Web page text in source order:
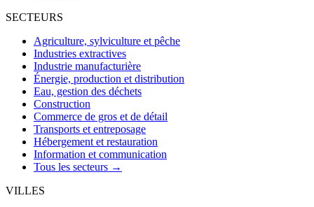
SECTEURS
Agriculture, sylviculture et pêche
Industries extractives
Industrie manufacturière
Énergie, production et distribution
Eau, gestion des déchets
Construction
Commerce de gros et de détail
Transports et entreposage
Hébergement et restauration
Information et communication
Tous les secteurs →
VILLES